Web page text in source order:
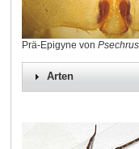
Prä-Epigyne von
Arten